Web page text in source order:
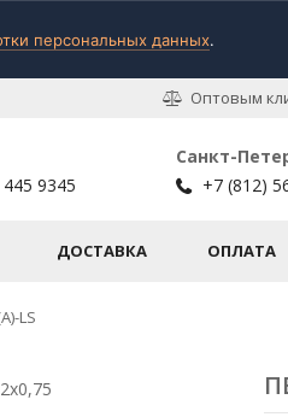
персональных данных.
Оптовым
9345
Санкт-
+7 (812)
ДОСТАВКА ОПЛАТА
LS